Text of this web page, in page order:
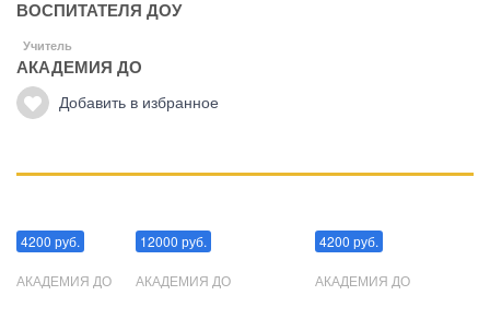
ВОСПИТАТЕЛЯ ДОУ
Учитель
АКАДЕМИЯ ДО
Добавить в избранное
4200 руб.
АКАДЕМИЯ ДО
12000 руб.
АКАДЕМИЯ ДО
4200 руб.
АКАДЕМИЯ ДО